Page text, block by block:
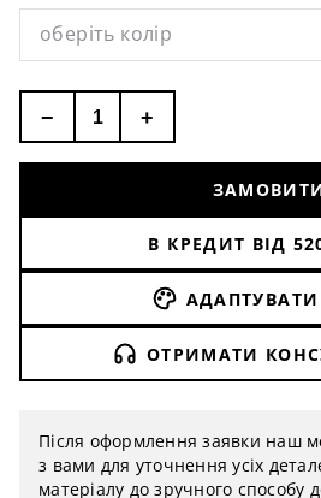
оберіть колір
− +
В КРЕДИТ ВІД
АДАПТУВАТИ
ОТРИМАТИ
Після оформлення заявки наш
з вами для уточнення усіх
матеріалу до зручного способу